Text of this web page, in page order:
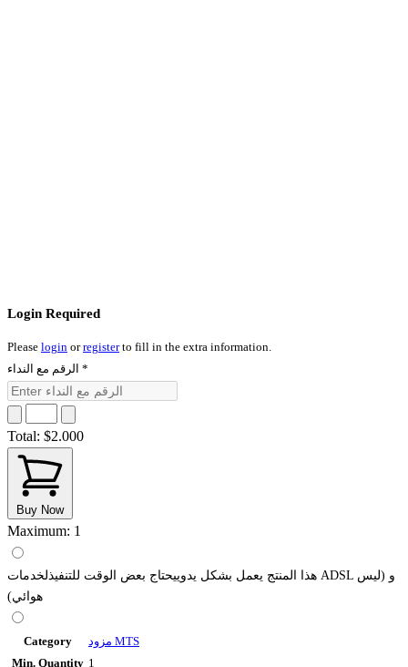
Login Required
Please login orregisterto fill in the extra information.
*
Total: $2.000
Buy Now
Maximum: 1
هذا المنتج يعمل بشكل يدوييحتاج بعض الوقت للتنفيذلخدمات ADSL و (ليس
هوائي)
Category
مزود MTS
Min. Quantity 1